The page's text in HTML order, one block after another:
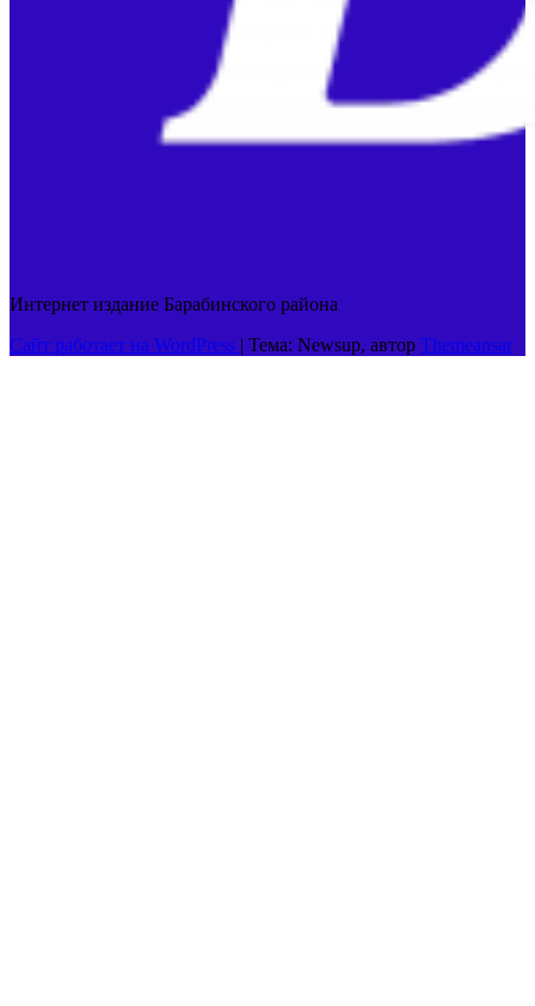
Интернет издание Барабинского района
Сайт работает на WordPress | Тема: Newsup, автор Themeansar